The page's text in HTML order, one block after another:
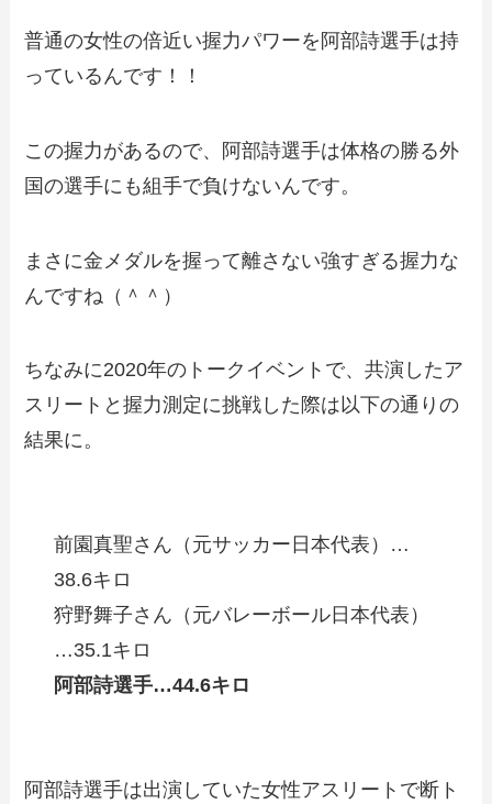
普通の女性の倍近い握力パワーを阿部詩選手は持
っているんです！！
この握力があるので、阿部詩選手は体格の勝る外
国の選手にも組手で負けないんです。
まさに金メダルを握って離さない強すぎる握力な
んですね（＾＾）
ちなみに2020年のトークイベントで、共演したア
スリートと握力測定に挑戦した際は以下の通りの
結果に。
前園真聖さん（元サッカー日本代表）…
38.6キロ
狩野舞子さん（元バレーボール日本代表）
…35.1キロ
阿部詩選手…44.6キロ
阿部詩選手は出演していた女性アスリートで断ト